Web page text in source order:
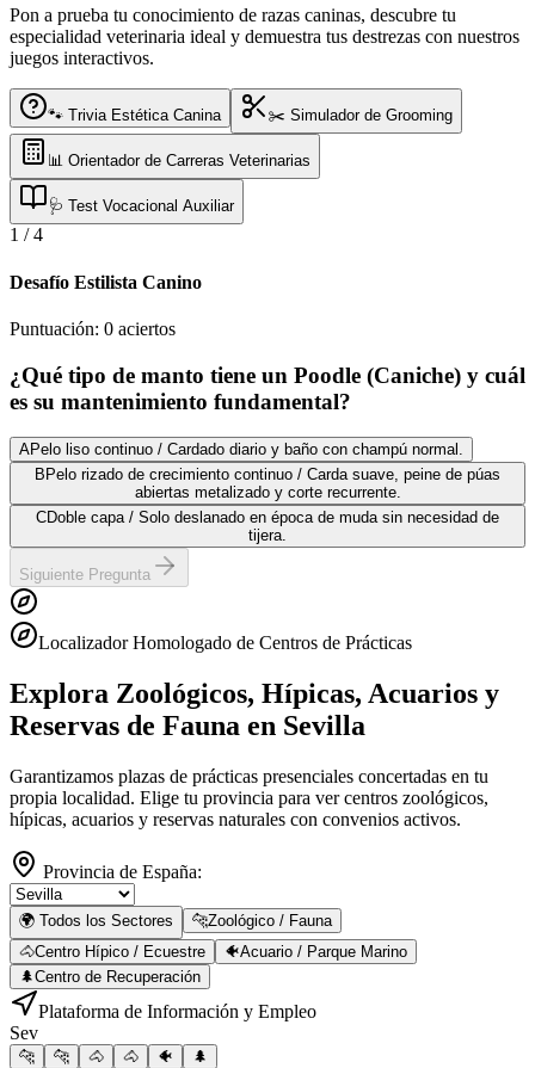
Pon a prueba tu conocimiento de razas caninas, descubre tu
especialidad veterinaria ideal y demuestra tus destrezas con nuestros
juegos interactivos.
🐾 Trivia Estética Canina ✂️ Simulador de Grooming
📊 Orientador de Carreras Veterinarias
🩺 Test Vocacional Auxiliar
1 /4
Desafío Estilista Canino
Puntuación: 0 aciertos
¿Qué tipo de manto tiene un Poodle (Caniche) y cuál
es su mantenimiento fundamental?
APelo liso continuo / Cardado diario y baño con champú normal.
B Pelo rizado de crecimiento continuo / Carda suave, peine de púas
abiertas metalizado y corte recurrente.
CDoble capa / Solo deslanado en época de muda sin necesidad de
tijera.
Siguiente Pregunta
Localizador Homologado de Centros de Prácticas
Explora Zoológicos, Hípicas, Acuarios y
Reservas de Fauna en Sevilla
Garantizamos plazas de prácticas presenciales concertadas en tu
propia localidad. Elige tu provincia para ver centros zoológicos,
hípicas, acuarios y reservas naturales con convenios activos.
Provincia de España:
🌍 Todos los Sectores 🐆Zoológico / Fauna
🐴Centro Hípico / Ecuestre 🐠Acuario / Parque Marino
🌲Centro de Recuperación
Plataforma de Información y Empleo
Sev
🐆 🐆 🐴 🐴 🐠 🌲